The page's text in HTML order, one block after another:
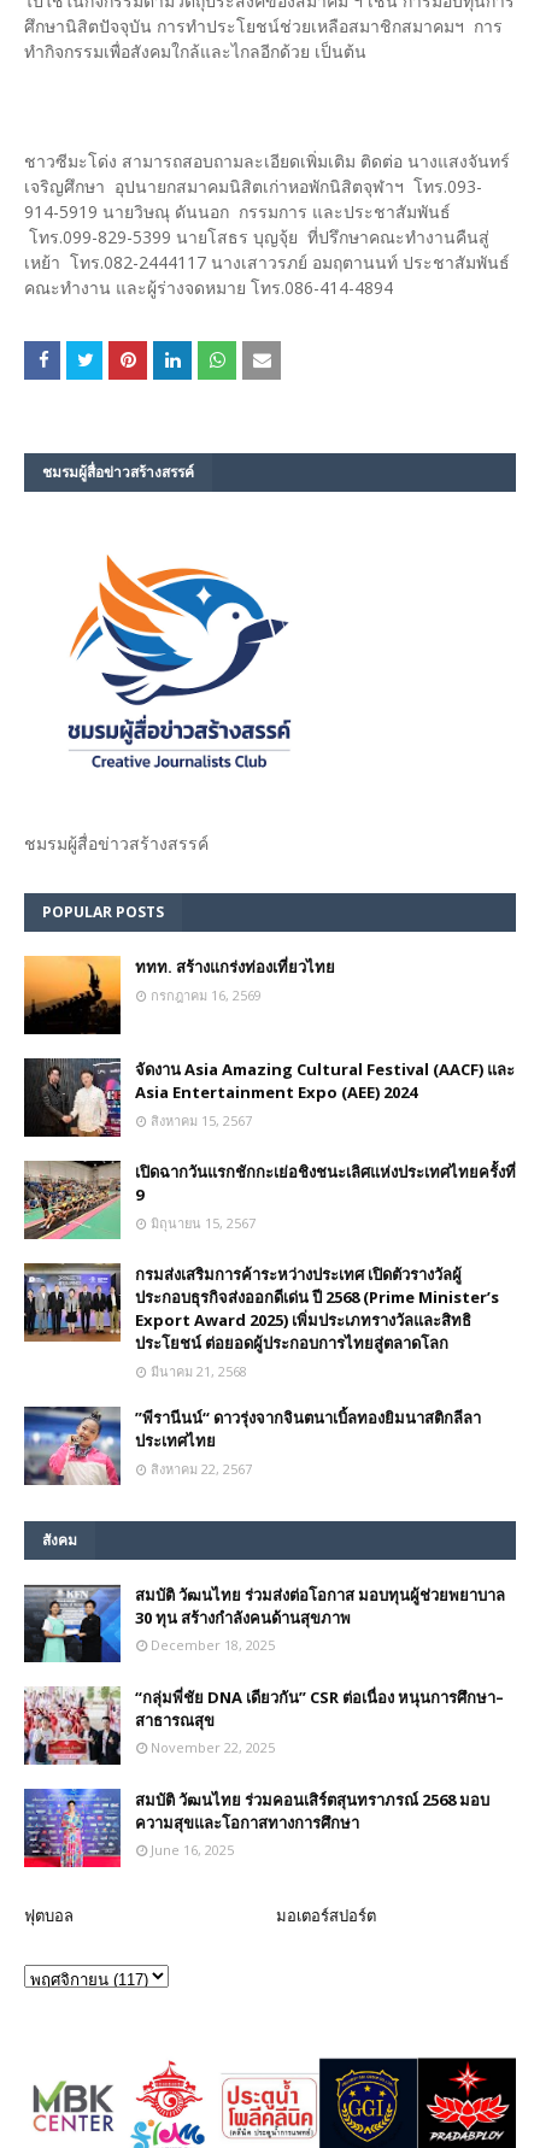
ศึกษานิสิตปัจจุบัน การทำประโยชน์ช่วยเหลือสมาชิกสมาคมฯ การ
ทำกิจกรรมเพื่อสังคมใกล้และไกลอีกด้วย เป็นต้น
ชาวซีมะโด่ง สามารถสอบถามละเอียดเพิ่มเติม ติดต่อ นางแสงจันทร์
เจริญศึกษา อุปนายกสมาคมนิสิตเก่าหอพักนิสิตจุฬาฯ โทร.093-
914-5919 นายวิษณุ ดันนอก กรรมการ และประชาสัมพันธ์
โทร.099-829-5399 นายโสธร บุญจุ้ย ที่ปรึกษาคณะทำงานคืนสู่
เหย้า โทร.082-2444117 นางเสาวรภย์ อมฤตานนท์ ประชาสัมพันธ์
คณะทำงาน และผู้ร่างจดหมาย โทร.086-414-4894
ชมรม​ผู้สื่อข่าวสร้างสรรค์​
ชมรม​ผู้สื่อข่าวสร้างสรรค์​
POPULAR POSTS
ททท. สร้างแกร่งท่องเที่ยวไทย
กรกฎาคม 16, 2569
จัดงาน Asia Amazing Cultural Festival (AACF) และ
Asia Entertainment Expo (AEE) 2024
สิงหาคม 15, 2567
เปิดฉากวันแรกชักกะเย่อชิงชนะเลิศแห่งประเทศไทยครั้งที่
9
มิถุนายน 15, 2567
กรมส่งเสริมการค้าระหว่างประเทศ เปิดตัวรางวัลผู้
ประกอบธุรกิจส่งออกดีเด่น ปี 2568 (Prime Minister’s
Export Award 2025) เพิ่มประเภทรางวัลและสิทธิ
ประโยชน์ ต่อยอดผู้ประกอบการไทยสู่ตลาดโลก
มีนาคม 21, 2568
”พีรานีนน์“​ ดาวรุ่งจากจินตนาเบิ้ลทองยิมนาสติกลีลา
ประเทศไทย
สิงหาคม 22, 2567
สังคม
สมบัติ วัฒนไทย ร่วมส่งต่อโอกาส มอบทุนผู้ช่วยพยาบาล
30 ทุน สร้างกำลังคนด้านสุขภาพ
December 18, 2025
“กลุ่มพี่ชัย DNA เดียวกัน” CSR ต่อเนื่อง หนุนการศึกษา–
สาธารณสุข
November 22, 2025
สมบัติ วัฒนไทย ร่วมคอนเสิร์ตสุนทราภรณ์ 2568 มอบ
ความสุขและโอกาสทางการศึกษา
June 16, 2025
ฟุตบอล มอเตอร์สปอร์ต